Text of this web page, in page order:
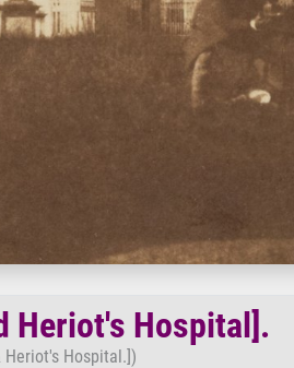
Heriot's Hospital].
Heriot's Hospital.])